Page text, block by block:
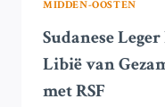
MIDDEN-OOSTEN
Sudanese
Libië van
met RSF